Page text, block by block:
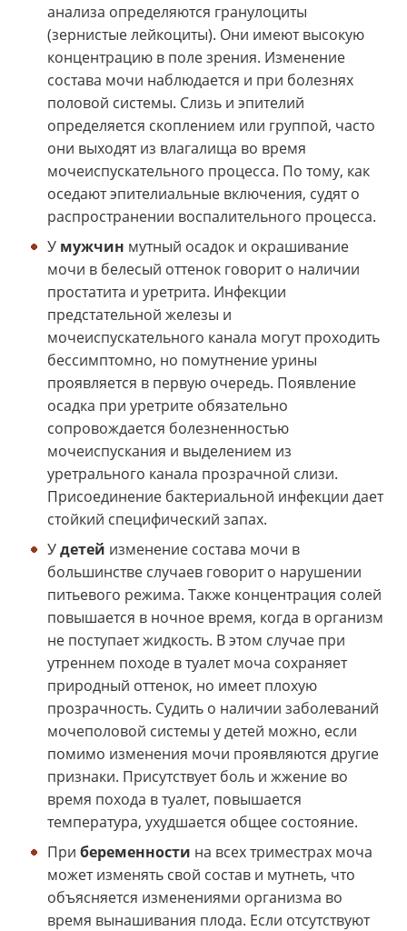
анализа определяются гранулоциты
(зернистые лейкоциты). Они имеют высокую
концентрацию в поле зрения. Изменение
состава мочи наблюдается и при болезнях
половой системы. Слизь и эпителий
определяется скоплением или группой, часто
они выходят из влагалища во время
мочеиспускательного процесса. По тому, как
оседают эпителиальные включения, судят о
распространении воспалительного процесса.
У мужчин мутный осадок и окрашивание
мочи в белесый оттенок говорит о наличии
простатита и уретрита. Инфекции
предстательной железы и
мочеиспускательного канала могут проходить
бессимптомно, но помутнение урины
проявляется в первую очередь. Появление
осадка при уретрите обязательно
сопровождается болезненностью
мочеиспускания и выделением из
уретрального канала прозрачной слизи.
Присоединение бактериальной инфекции дает
стойкий специфический запах.
Удетей изменение состава мочи в
большинстве случаев говорит о нарушении
питьевого режима. Также концентрация солей
повышается в ночное время, когда в организм
не поступает жидкость. В этом случае при
утреннем походе в туалет моча сохраняет
природный оттенок, но имеет плохую
прозрачность. Судить о наличии заболеваний
мочеполовой системы у детей можно, если
помимо изменения мочи проявляются другие
признаки. Присутствует боль и жжение во
время похода в туалет, повышается
температура, ухудшается общее состояние.
При беременности на всех триместрах моча
может изменять свой состав и мутнеть, что
объясняется изменениями организма во
время вынашивания плода. Если отсутствуют